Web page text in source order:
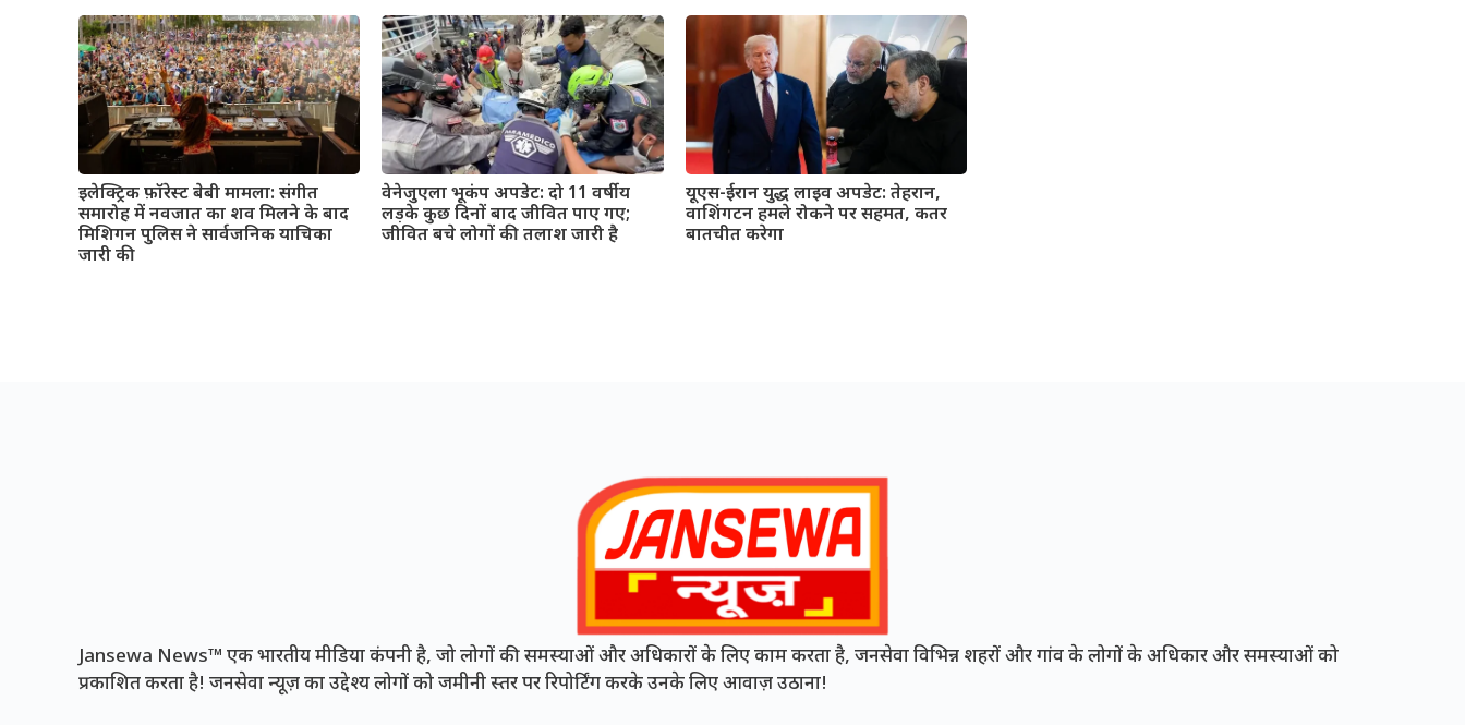
इलेक्ट्रिक फ़ॉरेस्ट बेबी मामला: संगीत
समारोह में नवजात का शव मिलने के बाद
मिशिगन पुलिस ने सार्वजनिक याचिका
जारी की
वेनेजुएला भूकंप अपडेट: दो 11 वर्षीय
लड़के कुछ दिनों बाद जीवित पाए गए;
जीवित बचे लोगों की तलाश जारी है
यूएस-ईरान युद्ध लाइव अपडेट: तेहरान,
वाशिंगटन हमले रोकने पर सहमत, कतर
बातचीत करेगा
Jansewa News™ एक भारतीय मीडिया कंपनी है, जो लोगों की समस्याओं और अधिकारों के लिए काम करता है, जनसेवा विभिन्न शहरों और गांव के लोगों के अधिकार और समस्याओं को
प्रकाशित करता है! जनसेवा न्यूज़ का उद्देश्य लोगों को जमीनी स्तर पर रिपोर्टिंग करके उनके लिए आवाज़ उठाना!